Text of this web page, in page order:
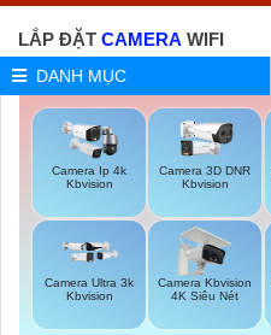
LẮP ĐẶT CAMERA WIFI
DANH MỤC
Camera Ip 4k
Kbvision
Camera 3D DNR
Kbvision
Camera Ultra 3k
Kbvision
Camera Kbvision
4K Siêu Nét